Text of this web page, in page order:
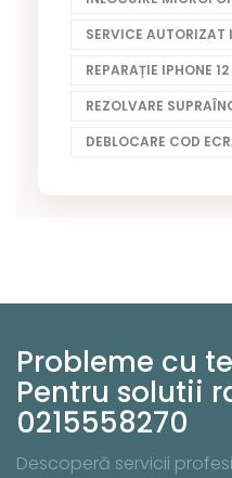
SERVICE AUTORIZAT
REPARAȚIE IPHONE
REZOLVARE
DEBLOCARE COD
Probleme cu
Pentru solutii
0215558270
Descoperă servicii